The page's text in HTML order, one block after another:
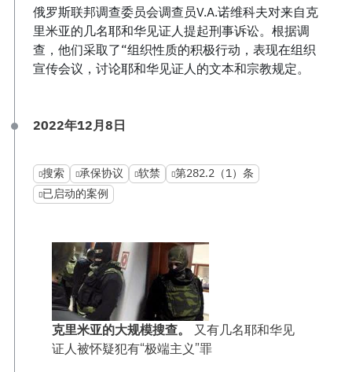
俄罗斯联邦调查委员会调查员V.A.诺维科夫对来自克
里米亚的几名耶和华见证人提起刑事诉讼。根据调
查，他们采取了“组织性质的积极行动，表现在组织
宣传会议，讨论耶和华见证人的文本和宗教规定。
2022年12月8日
搜索 承保协议 软禁
第282.2（1）条
已启动的案例
克里米亚的大规模搜查。
又有几名耶和华见
证人被怀疑犯有“极端主义”罪